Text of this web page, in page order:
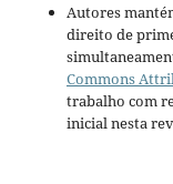
Autores
direito de
Commons
trabalho com
inicial nesta